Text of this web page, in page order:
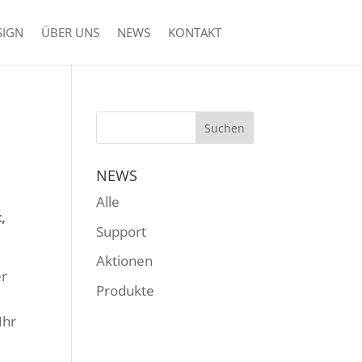
ÜBER UNS NEWS KONTAKT
NEWS
Alle
Support
Aktionen
Produkte